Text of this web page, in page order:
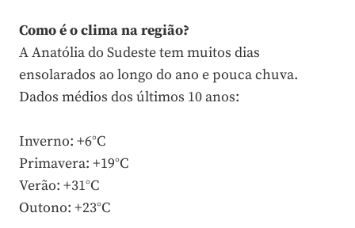
Como é o clima na região?
A Anatólia do Sudeste tem muitos dias
ensolarados ao longo do ano e pouca chuva.
Dados médios dos últimos 10 anos:
Inverno: +6°C
Primavera: +19°C
Verão: +31°C
Outono: +23°C